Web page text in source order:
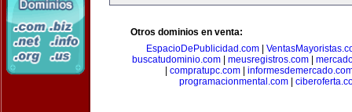
Otros dominios en venta:
EspacioDePublicidad.com
buscatudominio.com
meusregistros.com
compratupc.com
programacionmental.com|